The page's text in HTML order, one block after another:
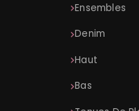
Ensembles
Denim
Haut
Bas